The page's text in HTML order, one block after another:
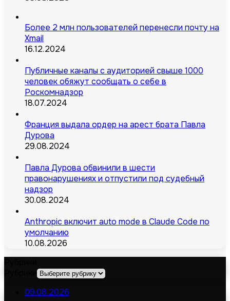
Более 2 млн пользователей перенесли почту на
Xmail
16.12.2024
Публичные каналы с аудиторией свыше 1000
человек обяжут сообщать о себе в
Роскомнадзор
18.07.2024
Франция выдала ордер на арест брата Павла
Дурова
29.08.2024
Павла Дурова обвинили в шести
правонарушениях и отпустили под судебный
надзор
30.08.2024
Anthropic включит auto mode в Claude Code по
умолчанию
10.08.2026
09.08.2026